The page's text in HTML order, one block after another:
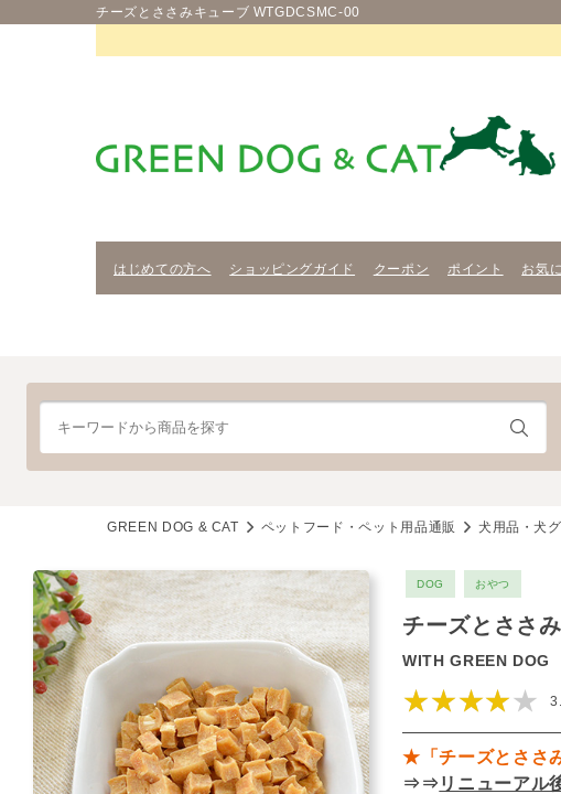
チーズとささみキューブ WTGDCSMC-00
はじめての方へ ショッピングガイド クーポン ポイント お気
GREEN DOG & CAT ペットフード・ペット用品通販 犬用品・犬
DOG おやつ
チーズとささ
WITH GREEN DOG
★★★★★
★「チーズとささ
⇒⇒ リニューアル